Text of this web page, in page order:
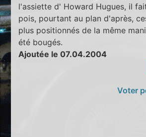
l'assiette d' Howard Hugues, il
pois, pourtant au plan d'après,
plus positionnés de la même
été bougés.
Ajoutée le 07.04.2004
Voter